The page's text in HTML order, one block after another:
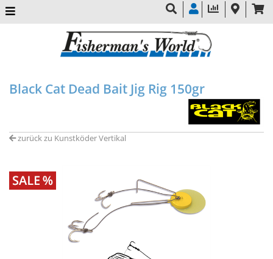
Black Cat Dead Bait Jig Rig 150gr
zurück zu Kunstköder Vertikal